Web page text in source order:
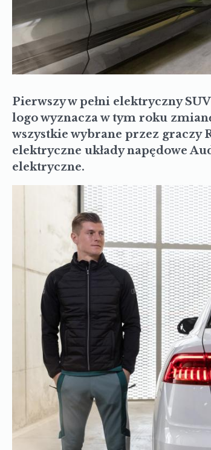
Pierwszy w pełni elektryczny
logo wyznacza w tym roku
wszystkie wybrane przez graczy
elektryczne układy napędowe
elektryczne.